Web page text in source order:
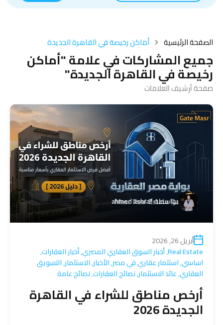
الصفحة الرئيسية أماكن رخيصة في القاهرة الجديدة
جميع المشاركات في علامة "أماكن
رخيصة في القاهرة الجديدة"
صفحة أرشيف العلامات
بواسطةahmed ashraf
أبريل 26, 2026
Real Estate
,أخبار السوق العقاري المصري,أخبار العقارات,
اساسي,استثمار عقاري في مصر,الأخبار,الاستثمار,التسويق
العقاري,عائد الاستثمار,نصائح العقارات,نصائح عامة
أرخص مناطق للشراء في القاهرة
الجديدة 2026